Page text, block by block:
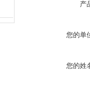
产
您的单
您的姓